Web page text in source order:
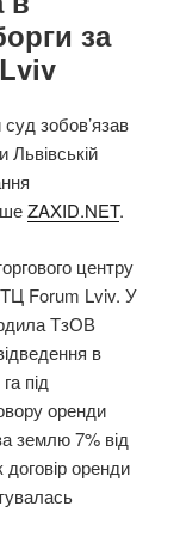
за
зобов’язав
Львівській
ZAXID.NET.
центру
ТЦ Forum Lviv. У
ТзОВ
в
під
оренди
землю 7% від
договір оренди